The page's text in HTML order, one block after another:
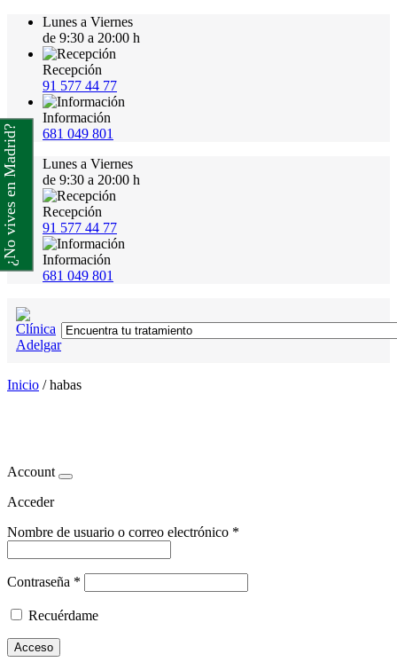
Lunes a Viernes
de 9:30 a 20:00 h
Recepción
91 577 44 77
Información
681 049 801
Lunes a Viernes
de 9:30 a 20:00 h
Recepción
91 577 44 77
Información
681 049 801
Inicio /habas
Account
Acceder
Nombre de usuario o correo electrónico *
Contraseña *
Recuérdame
Acceso
¿No vives en Madrid?